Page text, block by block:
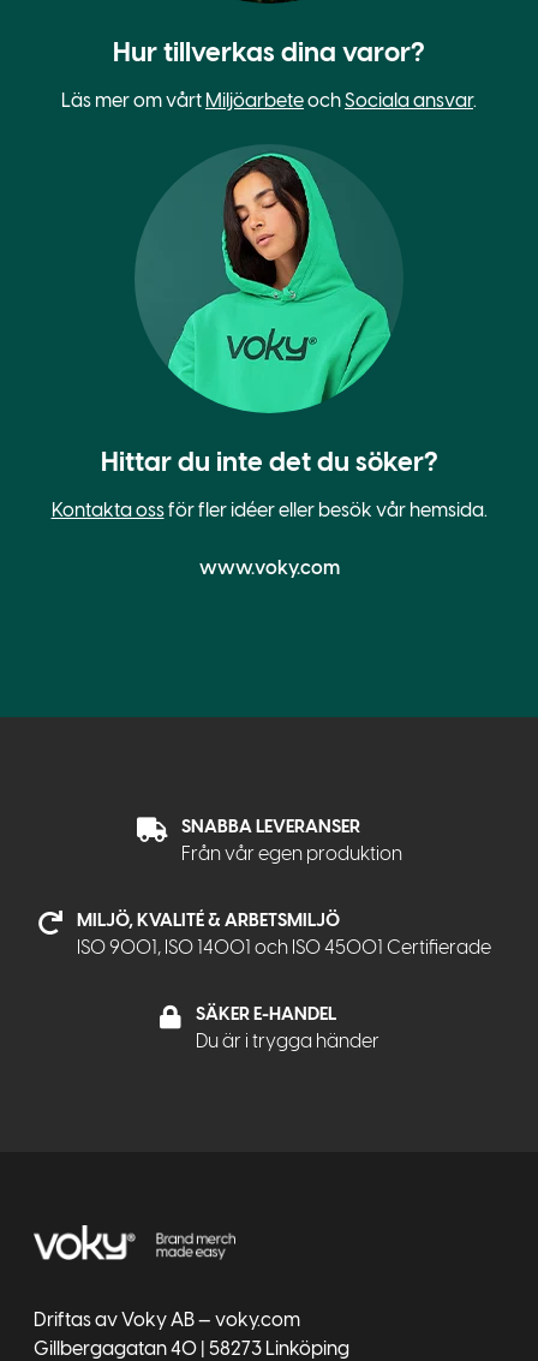
Hur tillverkas dina varor?
Läs mer om vårt MiljöarbeteochSociala ansvar.
Hittar du inte det du söker?
Kontakta ossför fler idéer eller besök vår hemsida.
www.voky.com
SNABBA LEVERANSER
Från vår egen produktion
MILJÖ, KVALITÉ & ARBETSMILJÖ
ISO 9001, ISO 14001 och ISO 45001 Certifierade
SÄKER E-HANDEL
Du är i trygga händer
Driftas av Voky AB — voky.com
Gillbergagatan 40 | 58273 Linköping